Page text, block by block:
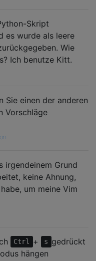
Skript
es wurde als leere
Wie
Ich benutze Kitt.
Sie einen der anderen
Vorschläge
irgendeinem Grund
keine Ahnung,
um meine Vim
Ctrl + s gedrückt
hängen